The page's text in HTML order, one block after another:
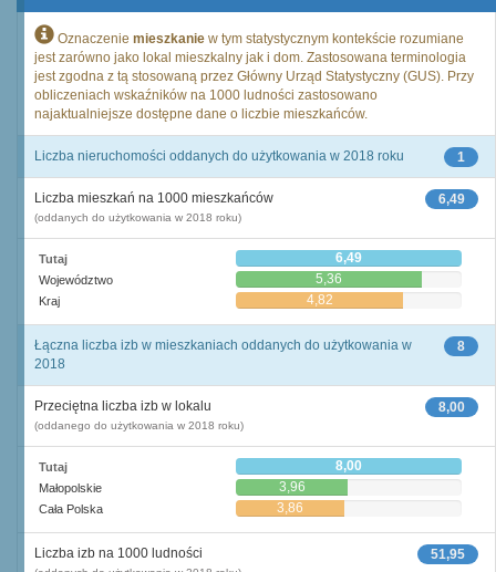
Oznaczenie mieszkanie w tym statystycznym kontekście rozumiane
jest zarówno jako lokal mieszkalny jak i dom. Zastosowana terminologia
jest zgodna z tą stosowaną przez Główny Urząd Statystyczny (GUS). Przy
obliczeniach wskaźników na 1000 ludności zastosowano
najaktualniejsze dostępne dane o liczbie mieszkańców.
1
Liczba nieruchomości oddanych do użytkowania w 2018 roku
6,49
Liczba mieszkań na 1000 mieszkańców
(oddanych do użytkowania w 2018 roku)
Tutaj 6,49
Województwo 5,36
Kraj 4,82
8
Łączna liczba izb w mieszkaniach oddanych do użytkowania w
2018
8,00
Przeciętna liczba izb w lokalu
(oddanego do użytkowania w 2018 roku)
Tutaj 8,00
Małopolskie 3,96
Cała Polska 3,86
51,95
Liczba izb na 1000 ludności